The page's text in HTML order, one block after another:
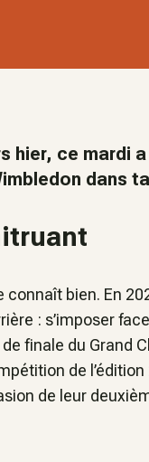
hier, ce mardi
dans
connaît bien. En
: s’imposer
finale du Grand
de
de leur